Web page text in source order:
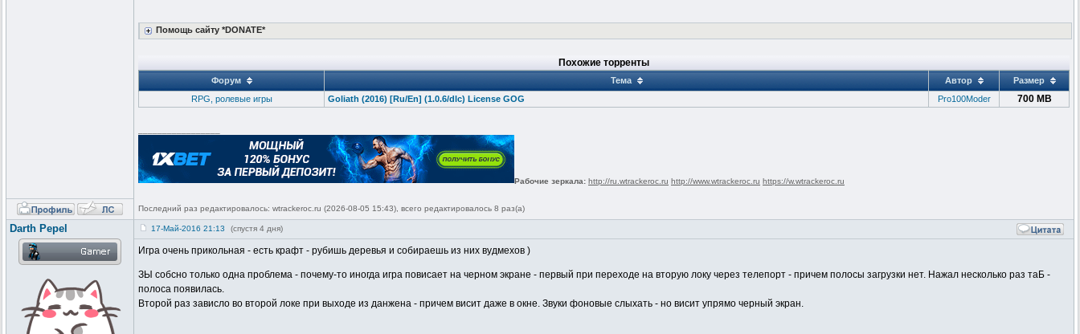
Помощь сайту *DONATE*
Похожие торренты
Форум Тема Автор
Размер
RPG, ролевые игры
Goliath (2016) [Ru/En] (1.0.6/dlc) License GOG Pro100Moder 700 MB
Рабочие зеркала: http://ru.wtrackeroc.ru http://www.wtrackeroc.ru https://w.wtrackeroc.ru
Последний раз редактировалось: wtrackeroc.ru (2026-08-05 15:43), всего редактировалось 8 раз(а)
Darth Pepel 17-Май-2016 21:13 (спустя 4 дня)
Игра очень прикольная - есть крафт - рубишь деревья и собираешь из них вудмехов )
ЗЫ собсно только одна проблема - почему-то иногда игра повисает на черном экране - первый при переходе на вторую локу через телепорт - причем полосы загрузки нет. Нажал несколько раз таБ -
полоса появилась.
Второй раз зависло во второй локе при выходе из данжена - причем висит даже в окне. Звуки фоновые слыхать - но висит упрямо черный экран.